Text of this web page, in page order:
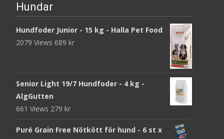
Hundar
Hundfoder Junior - 15 kg - Halla Pet Food
2079 Views 689 kr
Senior Light 19/7 Hundfoder - 4 kg -
AlgGutten
661 Views 279 kr
Puré Grain Free Nötkött för hund - 6 st x